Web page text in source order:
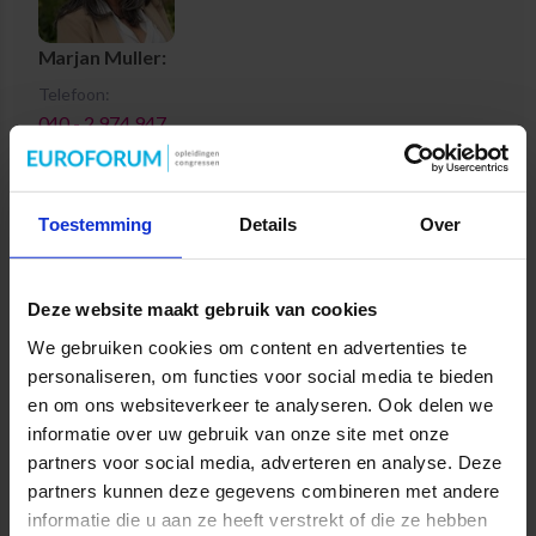
Toestemming Details Over
Deze website maakt gebruik van cookies
We gebruiken cookies om content en advertenties te
personaliseren, om functies voor social media te bieden
en om ons websiteverkeer te analyseren. Ook delen we
informatie over uw gebruik van onze site met onze
partners voor social media, adverteren en analyse. Deze
partners kunnen deze gegevens combineren met andere
informatie die u aan ze heeft verstrekt of die ze hebben
Marjan Muller:
Telefoon:
040 - 2 974 947
Mobiel:
SMI opleidingen
Sinds 1991
Docenten uit Praktijk